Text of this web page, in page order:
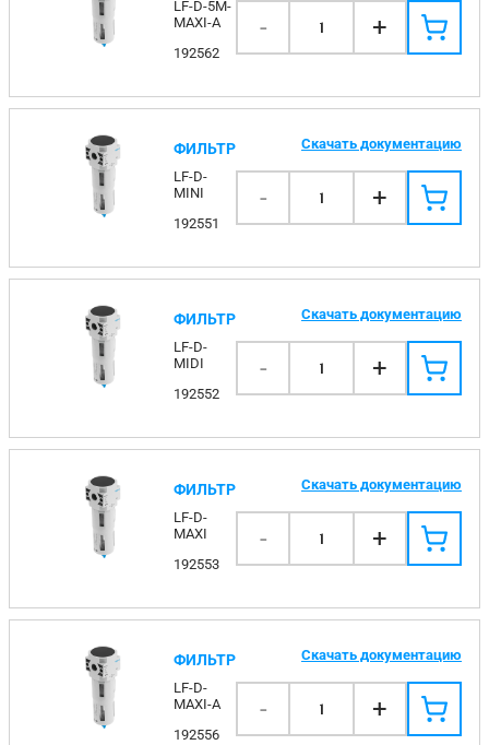
LF-D-5M-
MAXI-A
192562
- 1 +
ФИЛЬТР
LF-D-
MINI
192551
Скачать документацию
- 1 +
ФИЛЬТР
LF-D-
MIDI
192552
Скачать документацию
- 1 +
ФИЛЬТР
LF-D-
MAXI
192553
Скачать документацию
- 1 +
ФИЛЬТР
LF-D-
MAXI-A
192556
Скачать документацию
- 1 +